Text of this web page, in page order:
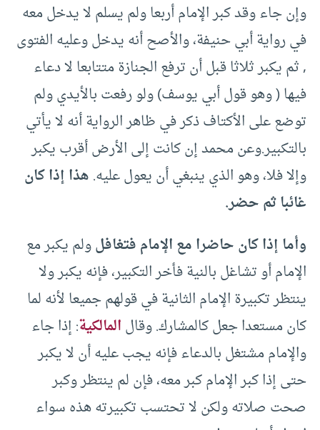
وإن جاء وقد كبر الإمام أربعا ولم يسلم لا يدخل معه
في رواية أبي حنيفة، والأصح أنه يدخل وعليه الفتوى
, ثم يكبر ثلاثا قبل أن ترفع الجنازة متتابعا لا دعاء
فيها ( وهو قول أبي يوسف) ولو رفعت بالأيدي ولم
توضع على الأكتاف ذكر في ظاهر الرواية أنه لا يأتي
بالتكبير.وعن محمد إن كانت إلى الأرض أقرب يكبر
وإلا فلا، وهو الذي ينبغي أن يعول عليه.هذا إذا كان
غائبا ثم حضر.
وأما إذا كان حاضرا مع الإمام فتغافلولم يكبر مع
الإمام أو تشاغل بالنية فأخر التكبير، فإنه يكبر ولا
ينتظر تكبيرة الإمام الثانية في قولهم جميعا لأنه لما
كان مستعدا جعل كالمشارك. وقالالمالكية: إذا جاء
والإمام مشتغل بالدعاء فإنه يجب عليه أن لا يكبر
حتى إذا كبر الإمام كبر معه، فإن لم ينتظر وكبر
صحت صلاته ولكن لا تحتسب تكبيرته هذه سواء